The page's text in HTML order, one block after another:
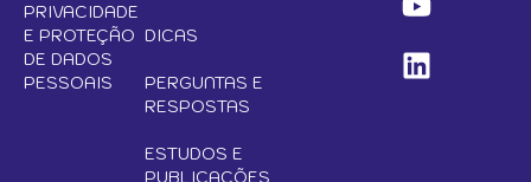
PRIVACIDADE
E PROTEÇÃO
DE DADOS
PESSOAIS
DICAS
PERGUNTAS E
RESPOSTAS
ESTUDOS E
PUBLICAÇÕES